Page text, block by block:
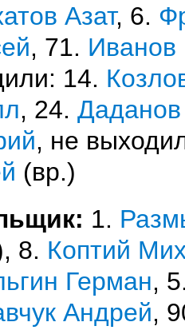
Азат, 6.
, 71.
14.
, 24.
, не
(вр.)
1.
8. Коптий
Герман,
Андрей,